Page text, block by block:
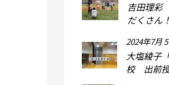
吉田理彩
だくさん
2024年7月
大塩綾子
校 出前授